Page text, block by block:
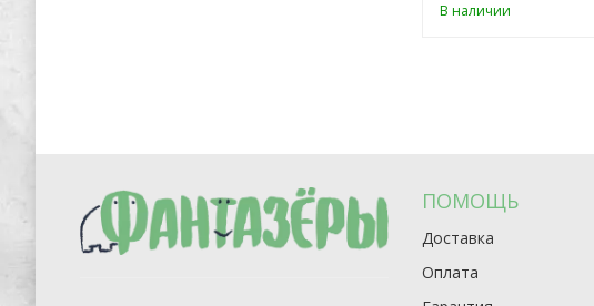
В наличии
ПОМОЩЬ
Доставка
Оплата